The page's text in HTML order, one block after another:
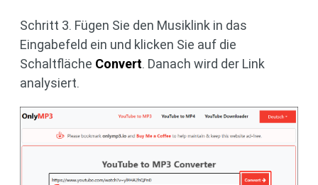
Schritt 3. Fügen Sie den Musiklink in das
Eingabefeld ein und klicken Sie auf die
Schaltfläche Convert. Danach wird der Link
analysiert.